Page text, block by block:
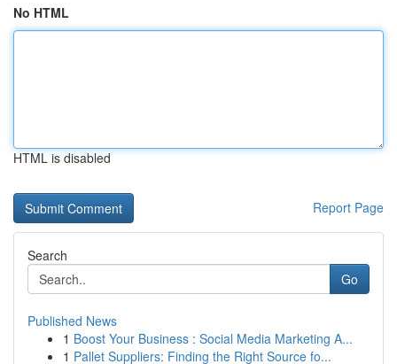
No HTML
HTML is disabled
Report Page
Search
Go
Published News
1 Boost Your Business : Social Media Marketing A...
1 Pallet Suppliers: Finding the Right Source fo...